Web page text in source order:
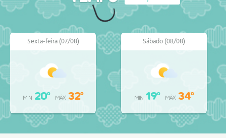
Sexta-feira (07/08)
MIN 20º MÁX 32º
Sábado (08/08)
MIN 19º MÁX 34º